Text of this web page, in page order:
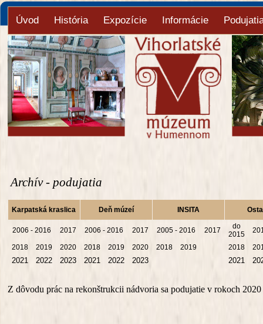
Úvod História Expozície Informácie
Karpatská kraslica Deň múzeí INSITA
2006 - 2016 2017 2006 - 2016 2017 2005 - 2016 2017
do
2015
2018 2019 2020 2018 2019 2020 2018 2019 2018
2021 2022 2023 2021 2022 2023 2021
Archív - podujatia
Z dôvodu prác na rekonštrukcii nádvoria sa podujatie v rokoch